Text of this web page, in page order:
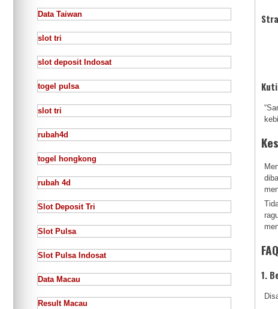
FAQ
1.
Data Taiwan
slot tri
slot deposit Indosat
togel pulsa
slot tri
rubah4d
togel hongkong
rubah 4d
Slot Deposit Tri
Slot Pulsa
Slot Pulsa Indosat
Data Macau
Result Macau